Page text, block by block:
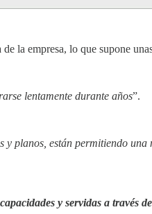
la empresa, lo que supone
lentamente durante años”.
planos, están permitiendo
y servidas a través